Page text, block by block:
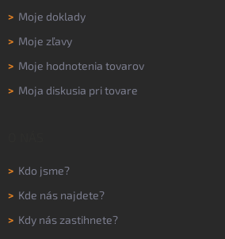
> Moje doklady
> Moje zľavy
> Moje hodnotenia tovarov
> Moja diskusia pri tovare
> Kdo jsme?
> Kde nás najdete?
> Kdy nás zastihnete?